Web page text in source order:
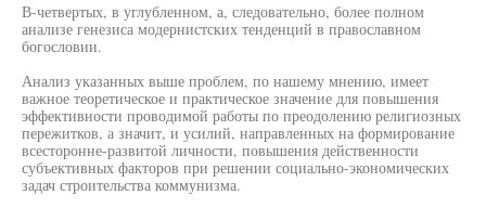
В-четвертых, в углубленном, а, следовательно, более полном
анализе генезиса модернистских тенденций в православном
богословии.
Анализ указанных выше проблем, по нашему мнению, имеет
важное теоретическое и практическое значение для повышения
эффективности проводимой работы по преодолению религиозных
пережитков, а значит, и усилий, направленных на формирование
всесторонне-развитой личности, повышения действенности
субъективных факторов при решении социально-экономических
задач строительства коммунизма.